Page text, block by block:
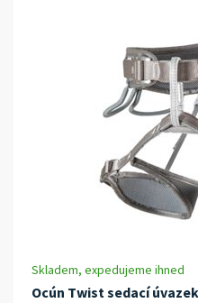
Skladem, expedujeme ihned
Ocún Twist sedací úvazek